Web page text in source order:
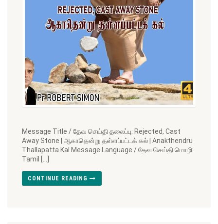
Message Title / தேவ செய்தி தலைப்பு: Rejected, Cast
Away Stone | ஆகாதென்று தள்ளப்பட்டக் கல் | Anakthendru
Thallapatta Kal Message Language / தேவ செய்தி மொழி:
Tamil […]
CONTINUE READING